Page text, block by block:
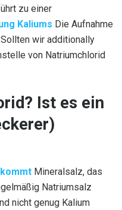
zu einer
Kaliums Die Aufnahme
wir additionally
von Natriumchlorid
Ist es ein
Mineralsalz, das
Natriumsalz
nicht genug Kalium